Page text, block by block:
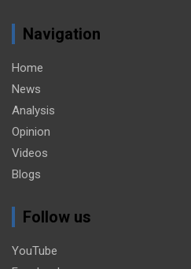
Navigation
Home
News
Analysis
Opinion
Videos
Blogs
Follow us
YouTube